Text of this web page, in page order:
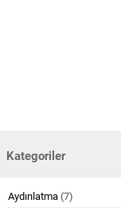
Kategoriler
Aydınlatma (7)